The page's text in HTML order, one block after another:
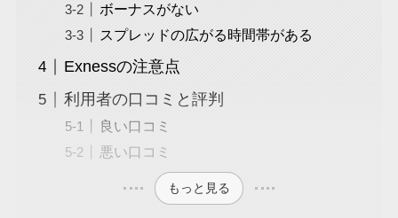
ボーナスがない
スプレッドの広がる時間帯がある
Exnessの注意点
利用者の口コミと評判
良い口コミ
悪い口コミ
もっと見る